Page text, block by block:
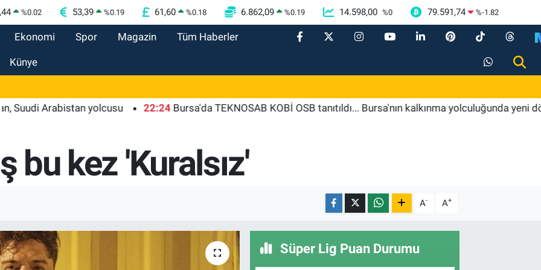
%0.02 53,39 %0.19 61,60 %0.18 6.862,09 %0.19 14.598,00 %0 79.591,74 %-1.82
Ekonomi Spor Magazin Tüm Haberler
Künye
Arabistan yolcusu 22:24 Bursa'da TEKNOSAB KOBİ OSB tanıtıldı... Bursa'nın kalkınma yolculuğunda yeni dönem
bu kez 'Kuralsız'
A- A+
Süper Lig Puan Durumu